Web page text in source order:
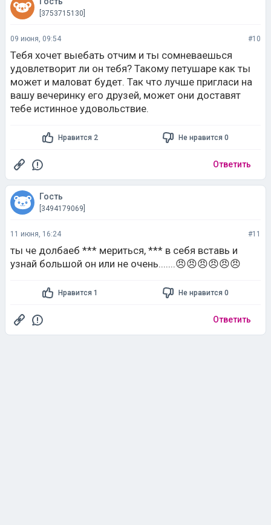
[3753715130]
09 июня, 09:54 #10
Тебя хочет выeбaть отчим и ты сомневаешься
удовлетворит ли он тебя? Такому петушаре как ты
может и маловат будет. Так что лучше пригласи на
вашу вечеринку его друзей, может они доставят
тебе истинное удовольствие.
Нравится 2 Не нравится 0
Ответить
Гость
[3494179069]
11 июня, 16:24 #11
ты че долбаеб *** мериться, *** в себя вставь и
узнай большой он или не очень.......😠😠😠😠😠😠
Нравится 1 Не нравится 0
Ответить